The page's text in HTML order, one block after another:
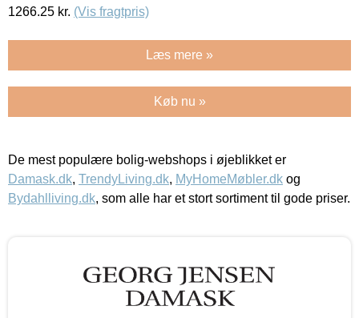
1266.25 kr. (Vis fragtpris)
Læs mere »
Køb nu »
De mest populære bolig-webshops i øjeblikket er
Damask.dk, TrendyLiving.dk, MyHomeMøbler.dk og
Bydahlliving.dk, som alle har et stort sortiment til gode priser.